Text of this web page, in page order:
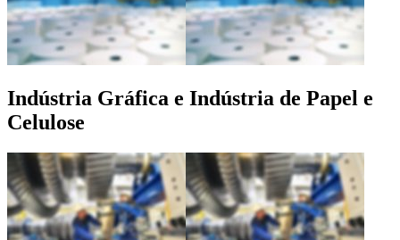
Indústria Gráfica e Indústria de Papel e
Celulose